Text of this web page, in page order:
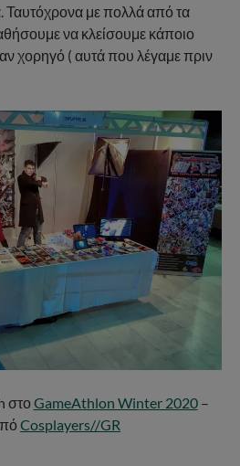
Ταυτόχρονα με πολλά από τα
να κλείσουμε κάποιο
χορηγό ( αυτά που λέγαμε πριν
στο GameAthlon Winter 2020–
Cosplayers//GR